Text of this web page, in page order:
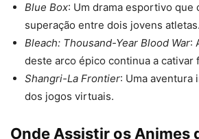
Blue Box: Um drama esportivo que
superação entre dois jovens atletas.
Bleach: Thousand-Year Blood War:
deste arco épico continua a cativar
Shangri-La Frontier: Uma aventura
dos jogos virtuais.
Onde Assistir os Animes